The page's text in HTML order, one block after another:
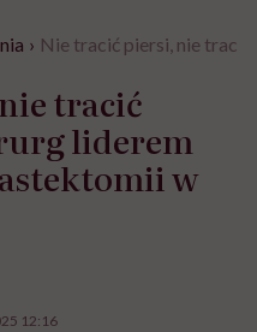
› Nie tracić piersi, nie
tracić
liderem
w
12:16